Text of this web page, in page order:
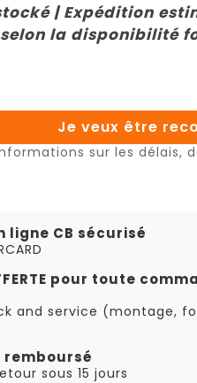
| Expédition
la disponibilité
Je veux être
sur les délais,
ligne CB sécurisé
pour toute
and service (montage,
sous 15 jours